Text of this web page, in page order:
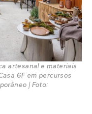
artesanal e materiais
6F em percursos
| Foto: